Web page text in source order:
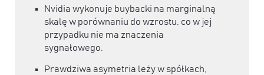
Nvidia wykonuje buybacki na marginalną
skalę w porównaniu do wzrostu, co w jej
przypadku nie ma znaczenia
sygnałowego.
Prawdziwa asymetria leży w spółkach,